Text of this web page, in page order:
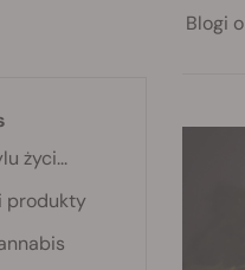
Blogi
życi...
produkty